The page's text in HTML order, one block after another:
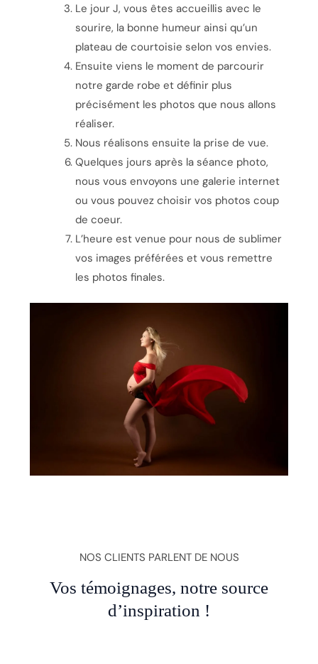
Le jour J, vous êtes accueillis avec le
sourire, la bonne humeur ainsi qu’un
plateau de courtoisie selon vos envies.
Ensuite viens le moment de parcourir
notre garde robe et définir plus
précisément les photos que nous allons
réaliser.
Nous réalisons ensuite la prise de vue.
Quelques jours après la séance photo,
nous vous envoyons une galerie internet
ou vous pouvez choisir vos photos coup
de coeur.
L’heure est venue pour nous de sublimer
vos images préférées et vous remettre
les photos finales.
NOS CLIENTS PARLENT DE NOUS
Vos témoignages, notre source
d’inspiration !